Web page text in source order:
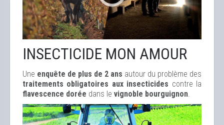
INSECTICIDE MON AMOUR
Une enquête de plus de 2 ans autour du problème des
traitements obligatoires aux insecticides contre la
flavescence dorée dans le vignoble bourguignon.